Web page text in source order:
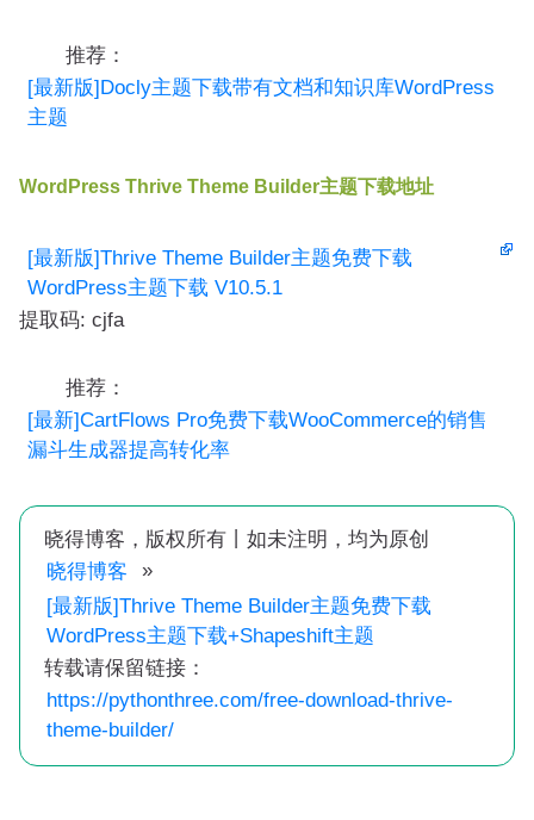
推荐：
[最新版]Docly主题下载带有文档和知识库WordPress
主题
WordPress Thrive Theme Builder主题下载地址
[最新版]Thrive Theme Builder主题免费下载
WordPress主题下载 V10.5.1
提取码: cjfa
推荐：
[最新]CartFlows Pro免费下载WooCommerce的销售
漏斗生成器提高转化率
晓得博客，版权所有丨如未注明，均为原创
晓得博客
»
[最新版]Thrive Theme Builder主题免费下载
WordPress主题下载+Shapeshift主题
转载请保留链接：
https://pythonthree.com/free-download-thrive-
theme-builder/